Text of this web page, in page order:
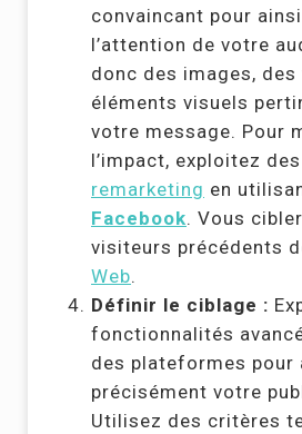
convaincant pour
l’attention de votre
donc des images,
éléments visuels
votre message. Pour
l’impact, exploitez
remarketing en
Facebook. Vous
visiteurs précédents
Web.
Définir le ciblage :
fonctionnalités
des plateformes pour
précisément votre
Utilisez des critères